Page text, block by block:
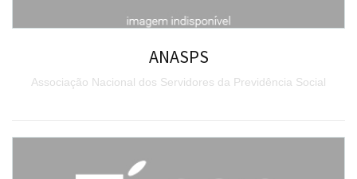
ANASPS
Associação Nacional dos Servidores da Previdência Social